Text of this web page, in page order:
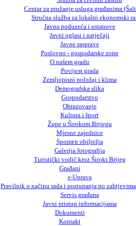
Centar za pružanje usluga građanima
Stručna služba za lokalni ekonomski
Javna poduzeća i ustanove
Javni oglasi i natječaji
Javne rasprave
Poslovno - gospodarske zone
O našem gradu
Povijest grada
Zemljopisni položaj i klima
Demografska slika
Gospodarstvo
Obrazovanje
Kultura i šport
Župe u Širokom Brijegu
Mjesne zajednice
Spomen obilježja
Galerija fotografija
Turistički vodič kroz Široki Brijeg
Građani
e-Uprava
Pravilnik o načinu rada i postupanja po
Servis građana
Javni pristup informacijama
Dokumenti
Kontakt